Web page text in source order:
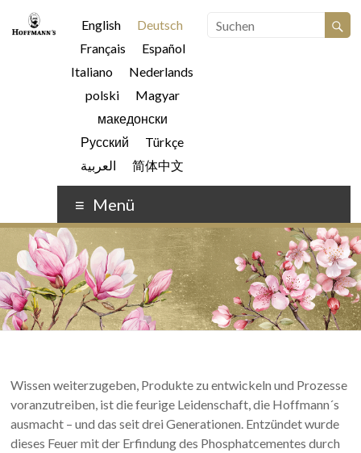
English
Deutsch
Français
Español
Italiano
Nederlands
polski
Magyar
македонски
Русский
Türkçe
العربية
简体中文
Menü
Wissen weiterzugeben, Produkte zu entwickeln und Prozesse
voranzutreiben, ist die feurige Leidenschaft, die Hoffmann´s
ausmacht – und das seit drei Generationen. Entzündet wurde
dieses Feuer mit der Erfindung des Phosphatcementes durch